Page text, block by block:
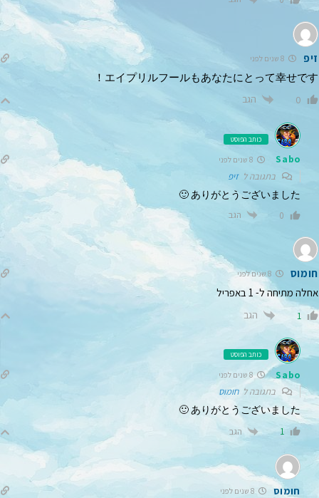
זיפ 8 שנים לפני
エイプリルフールもあなたにとって幸せです！
0 הגב
כותב הפוסט
Sabo
בתגובה לזיפ
ありがとうございました 🙂
0 הגב
חומוס 8 שנים לפני
אחלה מתיחה ל- 1 באפריל
1 הגב
כותב הפוסט
Sabo 8 שנים לפני
בתגובה לחומוס
ありがとうございました 🙂
1 הגב
חומוס 8 שנים לפני